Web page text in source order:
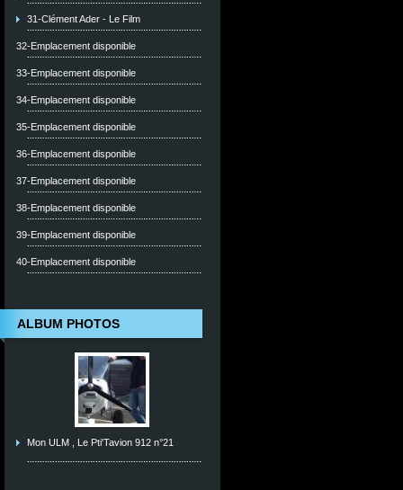
31-Clément Ader - Le Film
32-Emplacement disponible
33-Emplacement disponible
34-Emplacement disponible
35-Emplacement disponible
36-Emplacement disponible
37-Emplacement disponible
38-Emplacement disponible
39-Emplacement disponible
40-Emplacement disponible
ALBUM PHOTOS
Mon ULM , Le Pti'Tavion 912 n°21